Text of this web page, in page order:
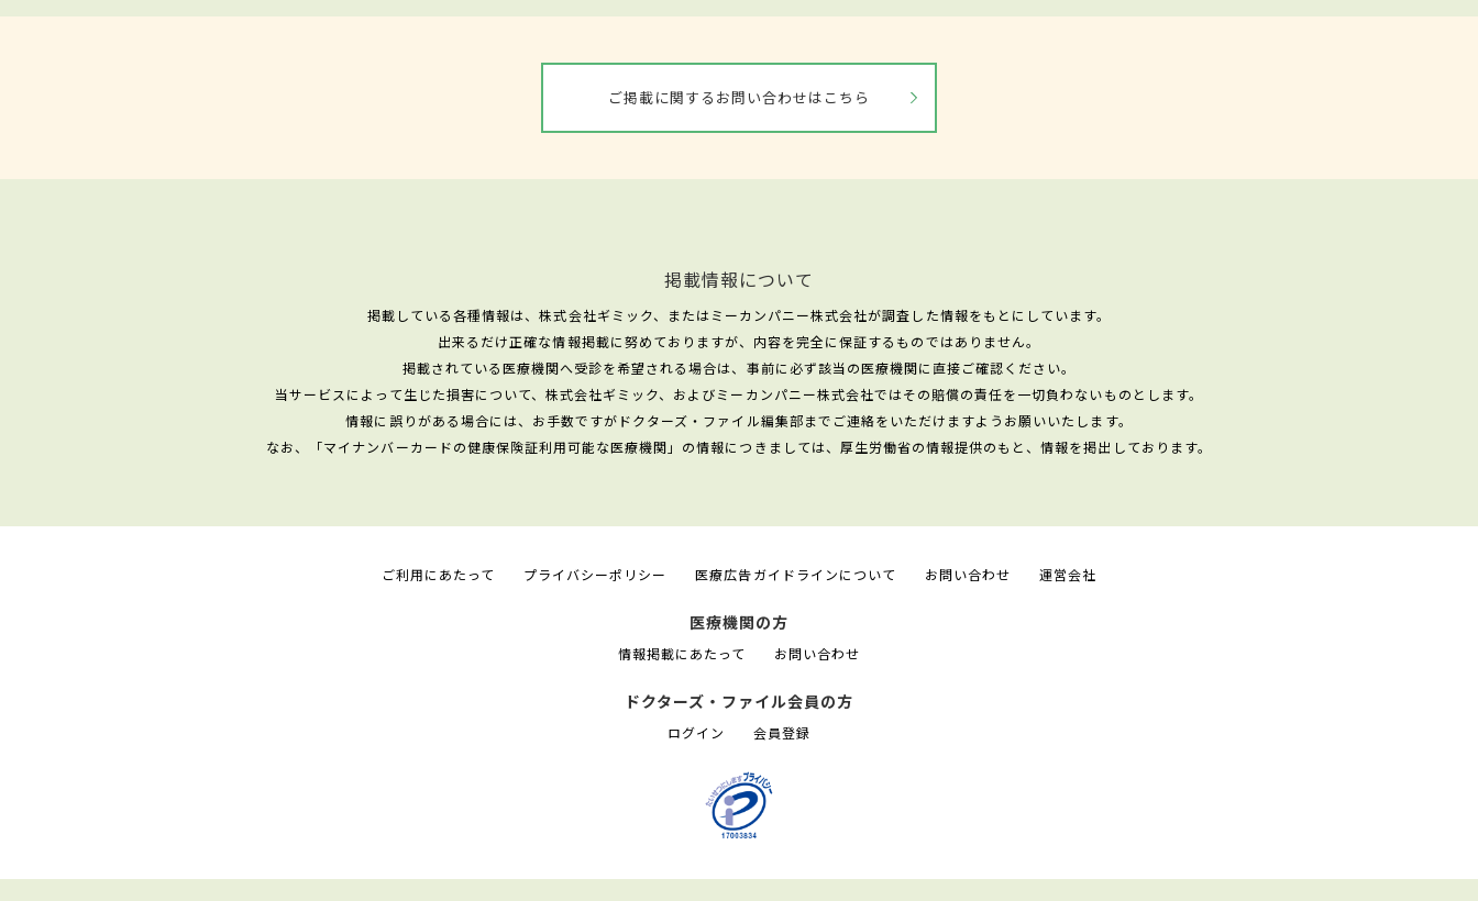
ご掲載に関するお問い合わせはこちら
掲載情報について
掲載している各種情報は、株式会社ギミック、またはミーカンパニー株式会社が調査した情報をもとにしています。
出来るだけ正確な情報掲載に努めておりますが、内容を完全に保証するものではありません。
掲載されている医療機関へ受診を希望される場合は、事前に必ず該当の医療機関に直接ご確認ください。
当サービスによって生じた損害について、株式会社ギミック、およびミーカンパニー株式会社ではその賠償の責任を一切負わないものとします。
情報に誤りがある場合には、お手数ですがドクターズ・ファイル編集部までご連絡をいただけますようお願いいたします。
なお、「マイナンバーカードの健康保険証利用可能な医療機関」の情報につきましては、厚生労働省の情報提供のもと、情報を掲出しております。
ご利用にあたって プライバシーポリシー 医療広告ガイドラインについて お問い合わせ 運営会社
医療機関の方
情報掲載にあたって お問い合わせ
ドクターズ・ファイル会員の方
ログイン 会員登録